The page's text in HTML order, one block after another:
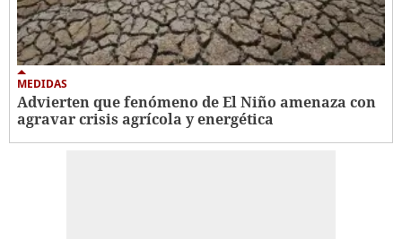
MEDIDAS
Advierten que fenómeno de El Niño amenaza con
agravar crisis agrícola y energética